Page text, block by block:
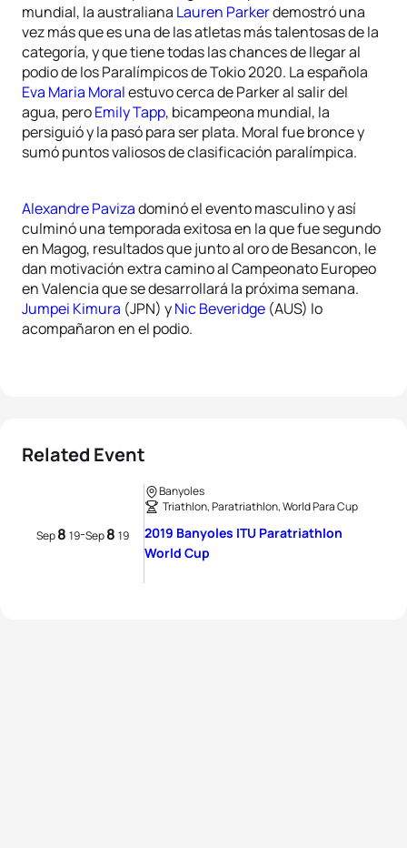
mundial, la australiana Lauren Parkerdemostró una
vez más que es una de las atletas más talentosas de la
categoría, y que tiene todas las chances de llegar al
podio de los Paralímpicos de Tokio 2020. La española
Eva Maria Moralestuvo cerca de Parker al salir del
agua, peroEmily Tapp, bicampeona mundial, la
persiguió y la pasó para ser plata. Moral fue bronce y
sumó puntos valiosos de clasificación paralímpica.
Alexandre Pavizadominó el evento masculino y así
culminó una temporada exitosa en la que fue segundo
en Magog, resultados que junto al oro de Besancon, le
dan motivación extra camino al Campeonato Europeo
en Valencia que se desarrollará la próxima semana.
Jumpei Kimura (JPN) yNic Beveridge (AUS) lo
acompañaron en el podio.
Related Event
Sep8 19-Sep8 19
Banyoles
Triathlon, Paratriathlon, World Para Cup
2019 Banyoles ITU Paratriathlon
World Cup